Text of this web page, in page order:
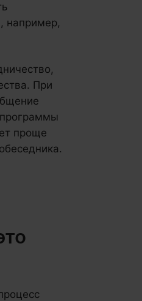
например,
При
проще